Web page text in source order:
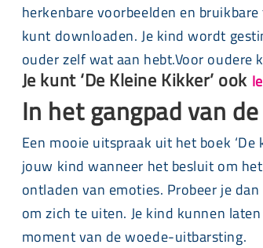
herkenbare voorbeelden en
kunt downloaden. Je kind wordt
ouder zelf wat aan hebt.Voor oudere
Je kunt ‘De Kleine Kikker’ ook
In het gangpad van
Een mooie uitspraak uit het boek ‘De
jouw kind wanneer het besluit om
ontladen van emoties. Probeer je
om zich te uiten. Je kind kunnen
moment van de woede-uitbarsting.